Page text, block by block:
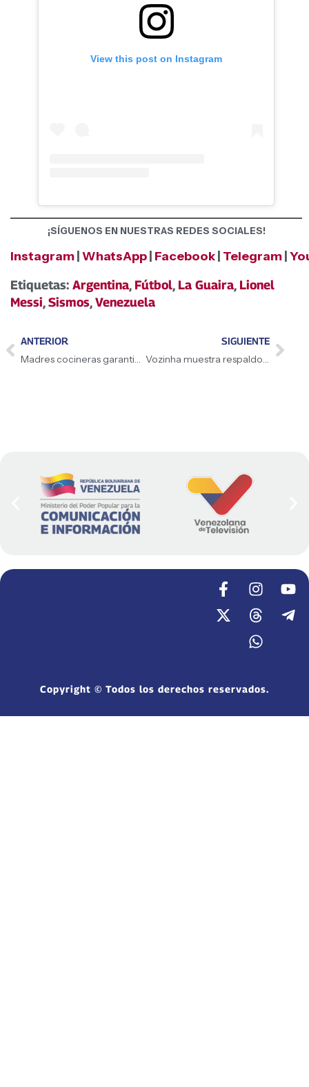
View this post on Instagram
¡SÍGUENOS EN NUESTRAS REDES SOCIALES!
Instagram WhatsApp Facebook Telegram
Etiquetas: Argentina, Fútbol, La Guaira, Lionel
Messi,Sismos,Venezuela
ANTERIOR SIGUIENTE
Copyright © Todos los derechos reservados.